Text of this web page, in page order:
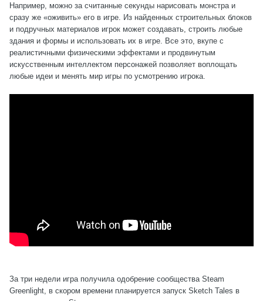
Например, можно за считанные секунды нарисовать монстра и
сразу же «оживить» его в игре. Из найденных строительных блоков
и подручных материалов игрок может создавать, строить любые
здания и формы и использовать их в игре. Все это, вкупе с
реалистичными физическими эффектами и продвинутым
искусственным интеллектом персонажей позволяет воплощать
любые идеи и менять мир игры по усмотрению игрока.
За три недели игра получила одобрение сообщества Steam
Greenlight, в скором времени планируется запуск Sketch Tales в